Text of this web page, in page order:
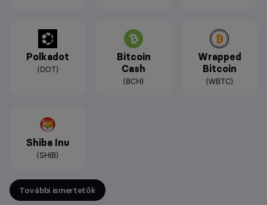
Polkadot
(DOT)
Bitcoin
Cash
(BCH)
Wrapped
Bitcoin
(WBTC)
Shiba Inu
(SHIB)
További ismertetők